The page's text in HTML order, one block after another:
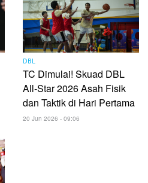
DBL
TC Dimulai! Skuad DBL
All-Star 2026 Asah Fisik
dan Taktik di Hari Pertama
20 Jun 2026 - 09:06